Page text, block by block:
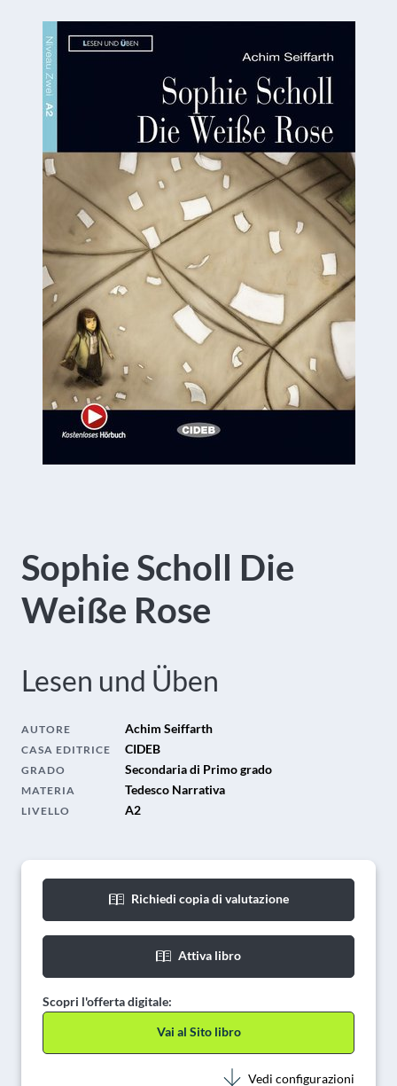
Sophie Scholl Die
Weiße Rose
Lesen und Üben
AUTORE Achim Seiffarth
CASA EDITRICE CIDEB
GRADO Secondaria di Primo grado
MATERIA Tedesco Narrativa
LIVELLO A2
Richiedi copia di valutazione
Attiva libro
Scopri l'offerta digitale:
Vai al Sito libro
Vedi configurazioni